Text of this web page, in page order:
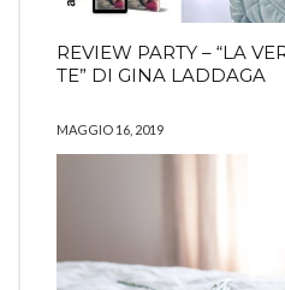
REVIEW PARTY – “LA
TE” DI GINA LADDAGA
MAGGIO 16, 2019